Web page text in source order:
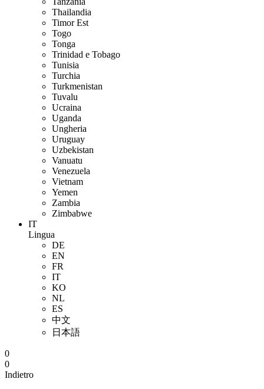
Thailandia
Timor Est
Togo
Tonga
Trinidad e Tobago
Tunisia
Turchia
Turkmenistan
Tuvalu
Ucraina
Uganda
Ungheria
Uruguay
Uzbekistan
Vanuatu
Venezuela
Vietnam
Yemen
Zambia
Zimbabwe
IT
Lingua
DE
EN
FR
IT
KO
NL
ES
中文
日本語
0
0
Indietro